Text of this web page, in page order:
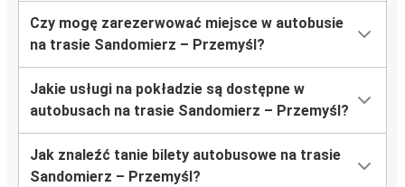
Czy mogę zarezerwować miejsce w autobusie
na trasie Sandomierz – Przemyśl?
Jakie usługi na pokładzie są dostępne w
autobusach na trasie Sandomierz – Przemyśl?
Jak znaleźć tanie bilety autobusowe na trasie
Sandomierz – Przemyśl?